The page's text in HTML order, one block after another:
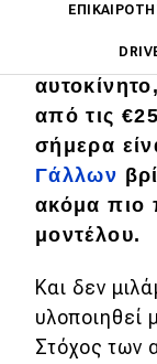
Main
Νέα μοντέλα
Πρωτότυπα
Κόσμος
Τεχνολογία
θα
από τις
σήμερα
Γάλλων
ακόμα πιο
μοντέλου.
Και δεν
υλοποιηθεί
Στόχος των